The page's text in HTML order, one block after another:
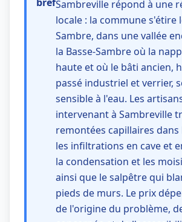
Sambreville répond à une
locale : la commune s'étire
Sambre, dans une vallée
la Basse-Sambre où la
haute et où le bâti ancien,
passé industriel et verrier,
sensible à l'eau. Les
intervenant à Sambreville
remontées capillaires dans
les infiltrations en cave et
la condensation et les
ainsi que le salpêtre qui
pieds de murs. Le prix
de l'origine du problème,